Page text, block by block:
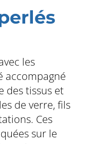
les
accompagné
des tissus et
de verre, fils
Ces
sur le